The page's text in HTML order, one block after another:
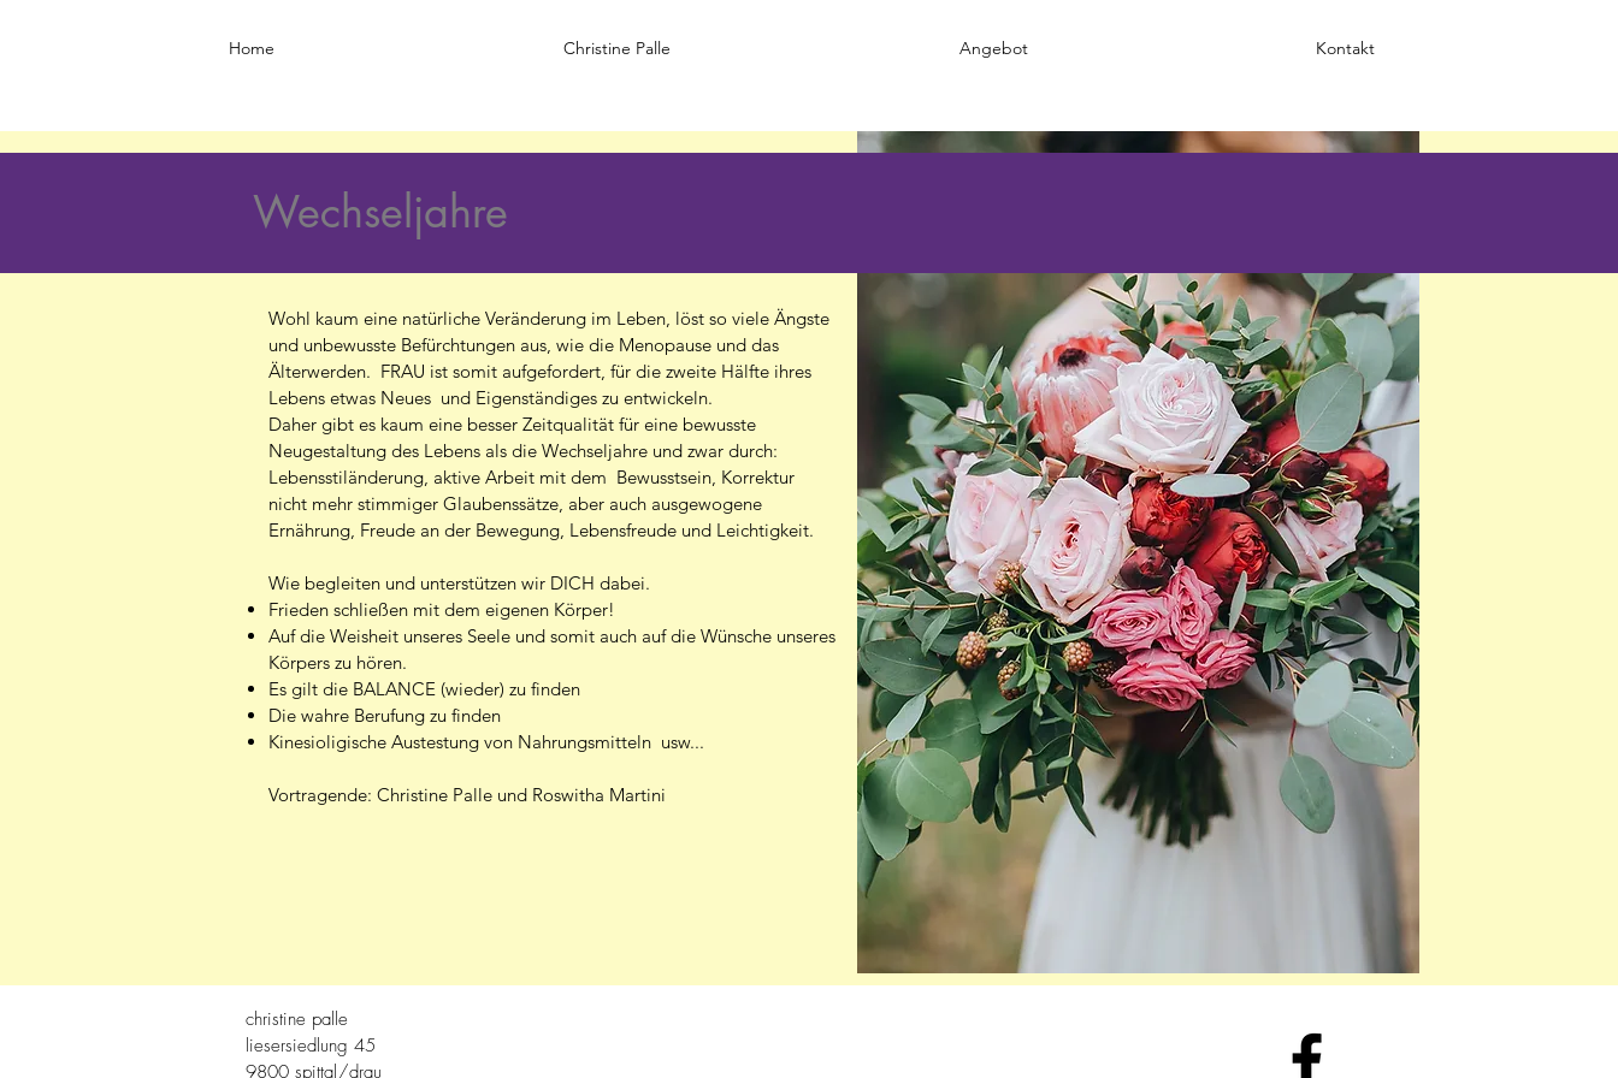
Home Christine Palle Angebot Kontakt
Wohl kaum eine natürliche Veränderung im Leben, löst so viele Ängste
und unbewusste Befürchtungen aus, wie die Menopause und das
Älterwerden. FRAU ist somit aufgefordert, für die zweite Hälfte ihres
Lebens etwas Neues und Eigenständiges zu entwickeln.
Daher gibt es kaum eine besser Zeitqualität für eine bewusste
Neugestaltung des Lebens als die Wechseljahre und zwar durch:
Lebensstiländerung, aktive Arbeit mit dem Bewusstsein, Korrektur
nicht mehr stimmiger Glaubenssätze, aber auch ausgewogene
Ernährung, Freude an der Bewegung, Lebensfreude und Leichtigkeit.
Wie begleiten und unterstützen wir DICH dabei.
Frieden schließen mit dem eigenen Körper!
Auf die Weisheit unseres Seele und somit auch auf die Wünsche unseres
Körpers zu hören.
Es gilt die BALANCE (wieder) zu finden
Die wahre Berufung zu finden
Kinesioligische Austestung von Nahrungsmitteln usw...
Vortragende: Christine Palle und Roswitha Martini
Wechseljahre
christine palle
liesersiedlung 45
9800 spittal/drau